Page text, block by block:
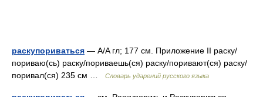
раскупориваться — A/A гл; 177 см. Приложение II раску/
пориваю(сь) раску/пориваешь(ся) раску/поривают(ся) раску/
поривал(ся) 235 см …
Словарь ударений русского языка